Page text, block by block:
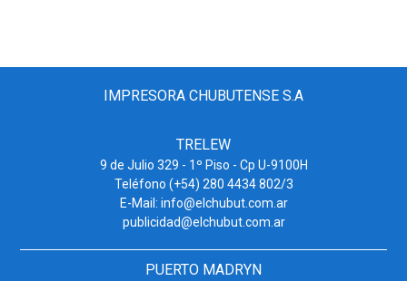
IMPRESORA CHUBUTENSE S.A
TRELEW
9 de Julio 329 - 1º Piso - Cp U-9100H
Teléfono (+54) 280 4434 802/3
E-Mail: info@elchubut.com.ar
publicidad@elchubut.com.ar
PUERTO MADRYN